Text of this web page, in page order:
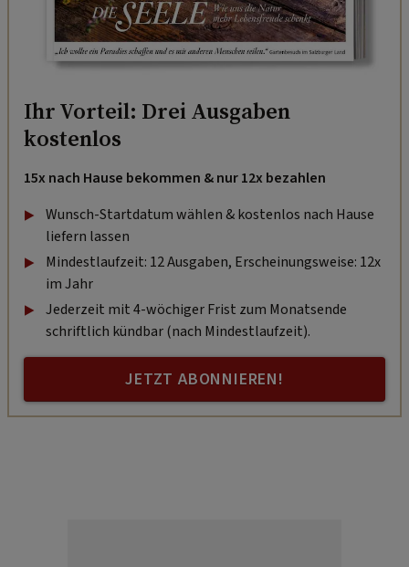
Ihr Vorteil: Drei Ausgaben
kostenlos
15x nach Hause bekommen & nur 12x bezahlen
Wunsch-Startdatum wählen & kostenlos nach Hause
liefern lassen
Mindestlaufzeit: 12 Ausgaben, Erscheinungsweise: 12x
im Jahr
Jederzeit mit 4-wöchiger Frist zum Monatsende
schriftlich kündbar (nach Mindestlaufzeit).
JETZT ABONNIEREN!